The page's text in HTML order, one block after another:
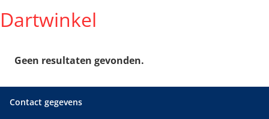
Dartwinkel
Geen resultaten gevonden.
Contact gegevens